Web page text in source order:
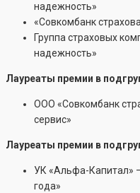
надежность»
«Совкомбанк
Группа страховых
надежность»
Лауреаты премии в
ООО «Совкомбанк
сервис»
Лауреаты премии в
УК «Альфа-Капитал»
года»